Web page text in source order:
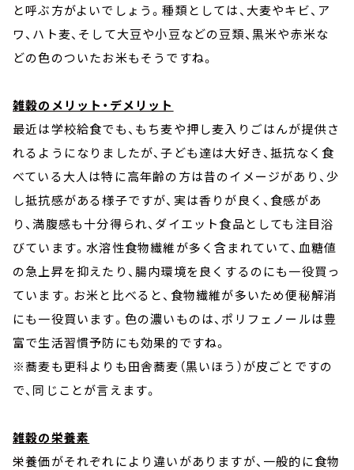
と呼ぶ方がよいでしょう。種類としては、大麦やキビ、ア
ワ、ハト麦、そして大豆や小豆などの豆類、黒米や赤米な
どの色のついたお米もそうですね。
雑穀のメリット・デメリット
最近は学校給食でも、もち麦や押し麦入りごはんが提供さ
れるようになりましたが、子ども達は大好き、抵抗なく食
べている大人は特に高年齢の方は昔のイメージがあり、少
し抵抗感がある様子ですが、実は香りが良く、食感があ
り、満腹感も十分得られ、ダイエット食品としても注目浴
びています。水溶性食物繊維が多く含まれていて、血糖値
の急上昇を抑えたり、腸内環境を良くするのにも一役買っ
ています。お米と比べると、食物繊維が多いため便秘解消
にも一役買います。色の濃いものは、ポリフェノールは豊
富で生活習慣予防にも効果的ですね。
※蕎麦も更科よりも田舎蕎麦（黒いほう）が皮ごとですの
で、同じことが言えます。
雑穀の栄養素
栄養価がそれぞれにより違いがありますが、一般的に食物